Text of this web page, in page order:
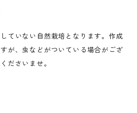
ていない自然栽培となります。作成
が、虫などがついている場合がござ
ださいませ。